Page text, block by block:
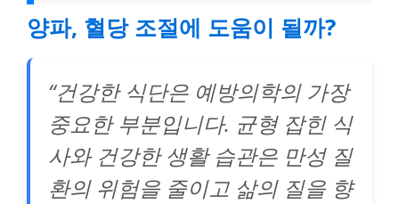
양파, 혈당 조절에 도움이 될까?
“건강한 식단은 예방의학의 가장
중요한 부분입니다. 균형 잡힌 식
사와 건강한 생활 습관은 만성 질
환의 위험을 줄이고 삶의 질을 향